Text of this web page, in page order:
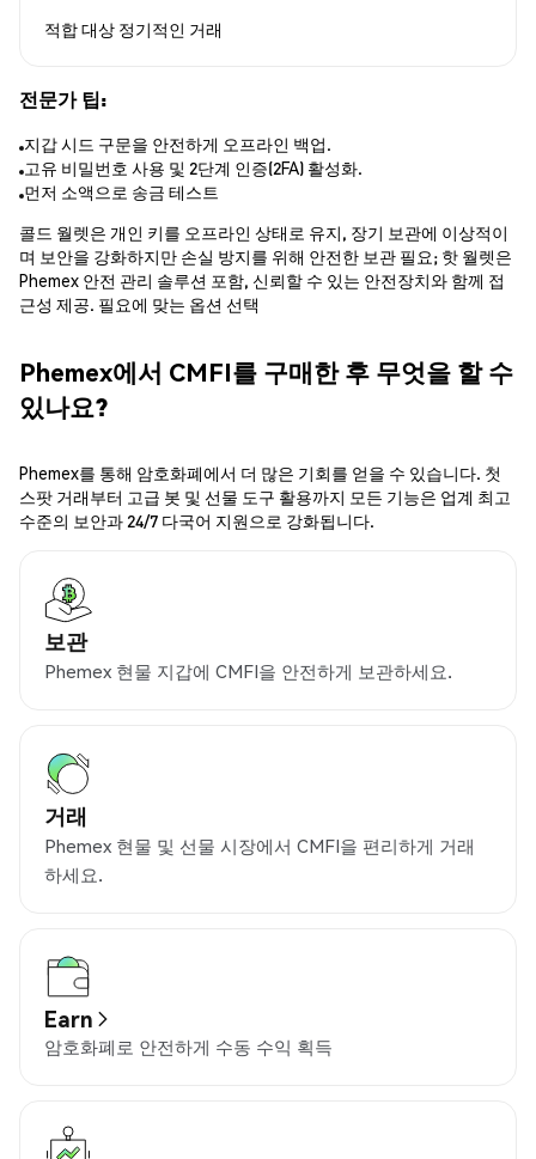
적합 대상 정기적인 거래
전문가 팁:
지갑 시드 구문을 안전하게 오프라인 백업.
고유 비밀번호 사용 및 2단계 인증(2FA) 활성화.
먼저 소액으로 송금 테스트
콜드 월렛은 개인 키를 오프라인 상태로 유지, 장기 보관에 이상적이
며 보안을 강화하지만 손실 방지를 위해 안전한 보관 필요; 핫 월렛은
Phemex 안전 관리 솔루션 포함, 신뢰할 수 있는 안전장치와 함께 접
근성 제공. 필요에 맞는 옵션 선택
Phemex에서 CMFI를 구매한 후 무엇을 할 수
있나요?
Phemex를 통해 암호화폐에서 더 많은 기회를 얻을 수 있습니다. 첫
스팟 거래부터 고급 봇 및 선물 도구 활용까지 모든 기능은 업계 최고
수준의 보안과 24/7 다국어 지원으로 강화됩니다.
보관
Phemex 현물 지갑에 CMFI을 안전하게 보관하세요.
거래
Phemex 현물 및 선물 시장에서 CMFI을 편리하게 거래
하세요.
Earn
암호화폐로 안전하게 수동 수익 획득